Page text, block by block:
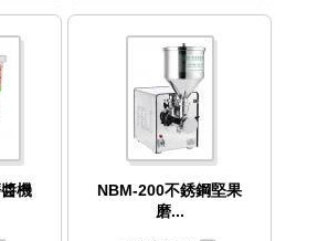
機
NBM-200不銹鋼堅果
磨...